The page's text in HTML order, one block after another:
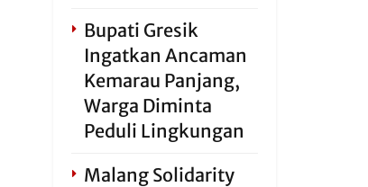
Bupati Gresik
Ingatkan Ancaman
Kemarau Panjang,
Warga Diminta
Peduli Lingkungan
Malang Solidarity